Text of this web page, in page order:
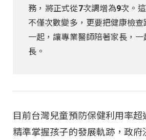
務，將正式從7次調增為9次。
不僅次數變多，更要把健康檢
一起，讓專業醫師陪著家長，
長。
目前台灣兒童預防保健利用率
精準掌握孩子的發展軌跡，政